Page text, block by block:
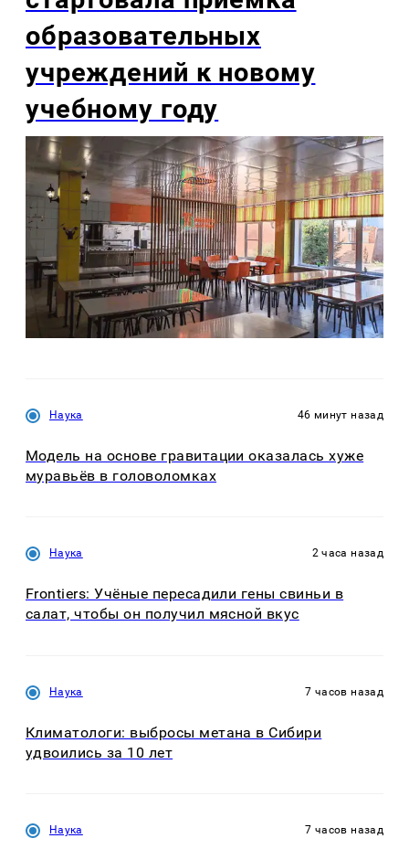
образовательных
учреждений к новому
учебному году
Наука 46 минут назад
Модель на основе гравитации оказалась хуже
муравьёв в головоломках
Наука 2 часа назад
Frontiers: Учёные пересадили гены свиньи в
салат, чтобы он получил мясной вкус
Наука 7 часов назад
Климатологи: выбросы метана в Сибири
удвоились за 10 лет
Наука 7 часов назад